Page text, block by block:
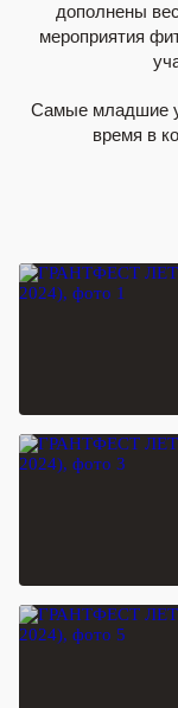
дополнены
мероприятия
Самые младшие
время в